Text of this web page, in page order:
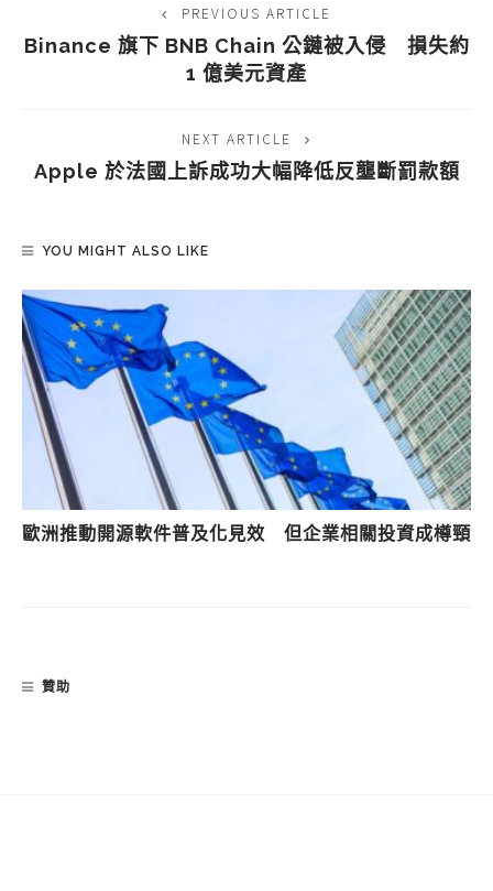
PREVIOUS ARTICLE
Binance 旗下 BNB Chain 公鏈被入侵 損失約
1 億美元資產
NEXT ARTICLE
Apple 於法國上訴成功大幅降低反壟斷罰款額
YOU MIGHT ALSO LIKE
歐洲推動開源軟件普及化見效 但企業相關投資成樽頸
贊助